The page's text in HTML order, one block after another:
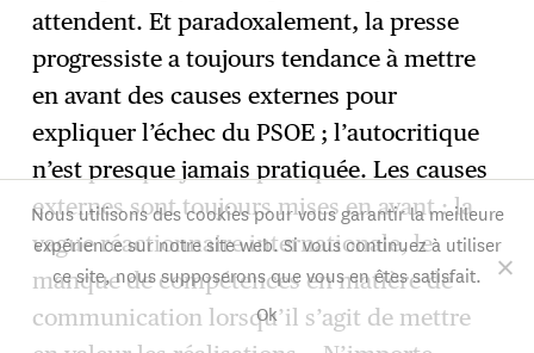
attendent. Et paradoxalement, la presse
progressiste a toujours tendance à mettre
en avant des causes externes pour
expliquer l’échec du PSOE ; l’autocritique
n’est presque jamais pratiquée. Les causes
externes sont toujours mises en avant : la
vague réactionnaire internationale, le
manque de compétences en matière de
communication lorsqu’il s’agit de mettre
Nous utilisons des cookies pour vous garantir la meilleure
expérience sur notre site web. Si vous continuez à utiliser
ce site, nous supposerons que vous en êtes satisfait.
Ok